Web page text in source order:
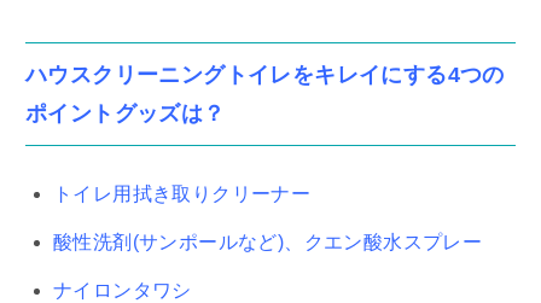
ハウスクリーニングトイレをキレイにする4つの
ポイントグッズは？
トイレ用拭き取りクリーナー
酸性洗剤(サンポールなど)、クエン酸水スプレー
ナイロンタワシ